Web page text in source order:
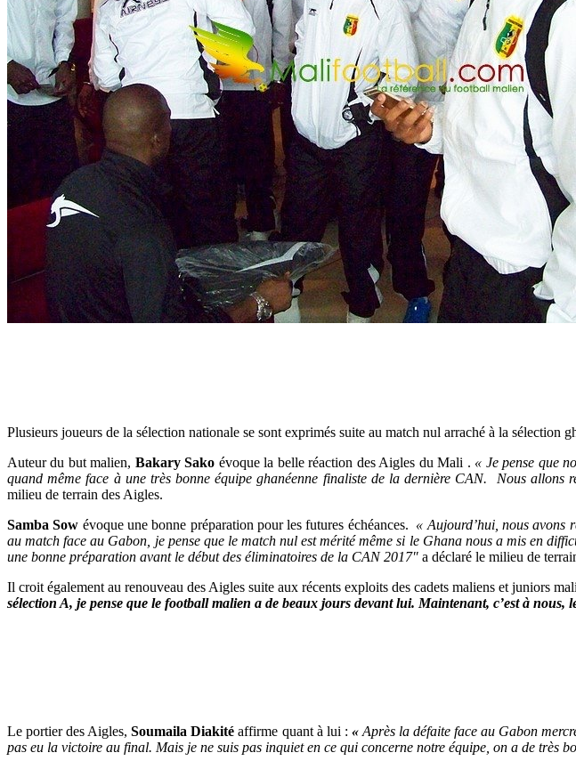
Plusieurs joueurs de la sélection nationale se sont exprimés suite au match nul arraché à la sélection
Auteur du but malien, Bakary Sako évoque la belle réaction des Aigles du Mali . « Je pense que
quand même face à une très bonne équipe ghanéenne finaliste de la dernière CAN. Nous
milieu de terrain des Aigles.
Samba Sow évoque une bonne préparation pour les futures échéances. « Aujourd’hui, nous avons
au match face au Gabon, je pense que le match nul est mérité même si le Ghana nous a mis en
une bonne préparation avant le début des éliminatoires de la CAN 2017″ a déclaré le milieu de
Il croit également au renouveau des Aigles suite aux récents exploits des cadets maliens et juniors
sélection A, je pense que le football malien a de beaux jours devant lui. Maintenant, c’est à
Le portier des Aigles,Soumaila Diakité affirme quant à lui : « Après la défaite face au Gabon
pas eu la victoire au final. Mais je ne suis pas inquiet en ce qui concerne notre équipe, on a de très